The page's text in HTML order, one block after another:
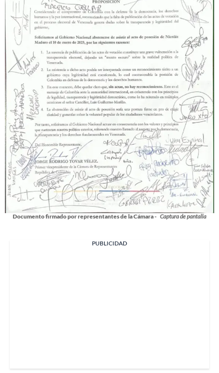
Documento firmado por representantes de la Cámara - Captura de pantalla
PUBLICIDAD